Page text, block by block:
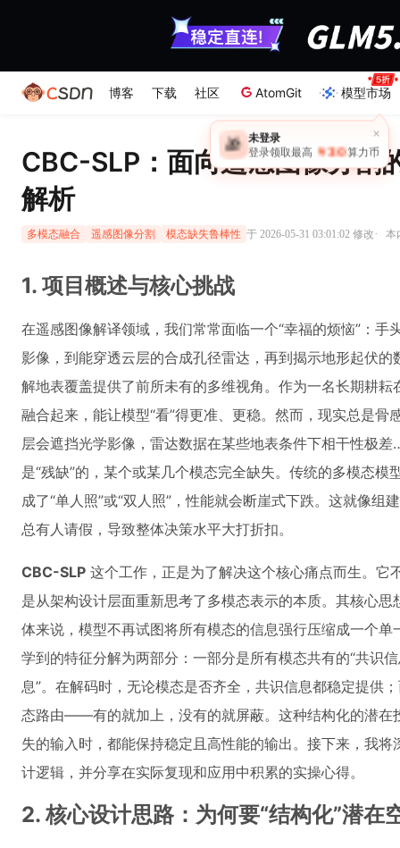
博客 下载 社区 AtomGit 模型市场
×
🎁 未登录
登录领取最高 ￥30 算力币
CBC-SLP：面向遥感图像分割
解析
多模态融合 遥感图像分割 模态缺失鲁棒性 于 2026-05-31 03:01:02 修改· 本
1. 项目概述与核心挑战
在遥感图像解译领域，我们常常面临一个“幸福的烦恼”：
影像，到能穿透云层的合成孔径雷达，再到揭示地形起伏
解地表覆盖提供了前所未有的多维视角。作为一名长期耕
融合起来，能让模型“看”得更准、更稳。然而，现实总是
层会遮挡光学影像，雷达数据在某些地表条件下相干性极
是“残缺”的，某个或某几个模态完全缺失。传统的多模态模
成了“单人照”或“双人照”，性能就会断崖式下跌。这就像组
总有人请假，导致整体决策水平大打折扣。
CBC-SLP 这个工作，正是为了解决这个核心痛点而生。它
是从架构设计层面重新思考了多模态表示的本质。其核心思
体来说，模型不再试图将所有模态的信息强行压缩成一个单
学到的特征分解为两部分：一部分是所有模态共有的“共识
息”。在解码时，无论模态是否齐全，共识信息都稳定提供
态路由——有的就加上，没有的就屏蔽。这种结构化的潜在
失的输入时，都能保持稳定且高性能的输出。接下来，我
计逻辑，并分享在实际复现和应用中积累的实操心得。
2. 核心设计思路：为何要“结构化”潜在